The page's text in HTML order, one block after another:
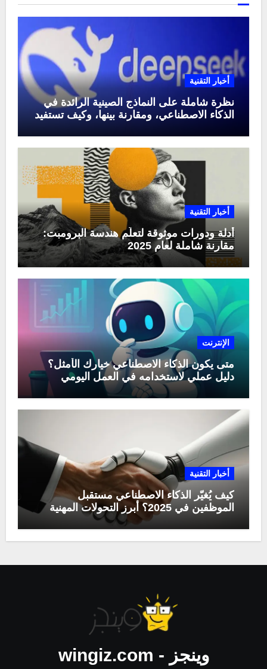
أخبار التقنية
نظرة شاملة على النماذج الصينية الرائدة في
الذكاء الاصطناعي، ومقارنة بينها، وكيف تستفيد
أخبار التقنية
أدلة ودورات موثوقة لتعلّم هندسة البرومبت:
مقارنة شاملة لعام 2025
الإنترنت
متى يكون الذكاء الاصطناعي خيارك الأمثل؟
دليل عملي لاستخدامه في العمل اليومي
أخبار التقنية
كيف يُغيّر الذكاء الاصطناعي مستقبل
الموظفين في 2025؟ أبرز التحولات المهنية
وينجز - wingiz.com